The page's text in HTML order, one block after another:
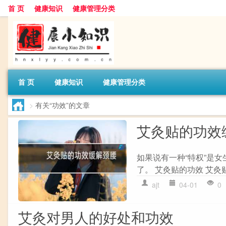
首 页 健康知识 健康管理分类
首 页 健康知识 健康管理分类
> 有关“功效”的文章
艾灸贴的功
如果说有一种“特权”是
了。 艾灸贴的功效 艾灸
ajt 04-01 0
艾灸对男人的好处和功效